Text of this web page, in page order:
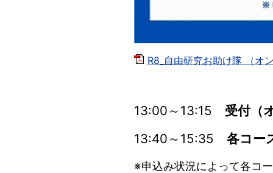
R8_自由研究お助け隊 （オ
13:00～13:15 受付（
13:40～15:35 各コー
※申込み状況によって各コ